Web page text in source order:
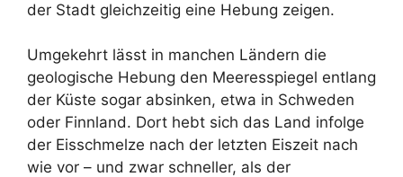
der Stadt gleichzeitig eine Hebung zeigen.
Umgekehrt lässt in manchen Ländern die
geologische Hebung den Meeresspiegel entlang
der Küste sogar absinken, etwa in Schweden
oder Finnland. Dort hebt sich das Land infolge
der Eisschmelze nach der letzten Eiszeit nach
wie vor – und zwar schneller, als der